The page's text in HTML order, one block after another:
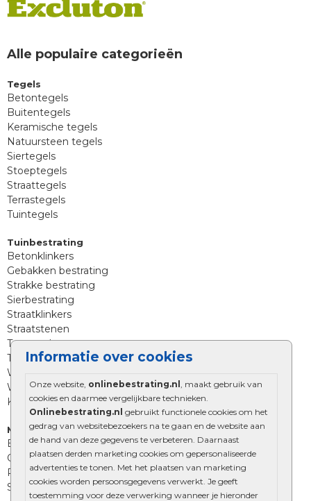
Informatie over cookies
Onze website, onlinebestrating.nl , maakt gebruik van
cookies en daarmee vergelijkbare technieken.
Onlinebestrating.nl gebruikt functionele cookies om het
gedrag van websitebezoekers na te gaan en de website aan
de hand van deze gegevens te verbeteren. Daarnaast
plaatsen derden marketing cookies om gepersonaliseerde
advertenties te tonen. Met het plaatsen van marketing
cookies worden persoonsgegevens verwerkt. Je geeft
toestemming voor deze verwerking wanneer je hieronder
Alle populaire categorieën
Tegels
Betontegels
Buitentegels
Keramische tegels
Natuursteen tegels
Siertegels
Stoeptegels
Straattegels
Terrastegels
Tuintegels
Tuinbestrating
Betonklinkers
Gebakken bestrating
Strakke bestrating
Sierbestrating
Straatklinkers
Straatstenen
Trommelstenen
Tuinstenen
Waalformaat
Wildverband bestrating
Kingstones
Muurelementen
Betonbielzen
Opsluitbanden
Palissades
Stapelblokken